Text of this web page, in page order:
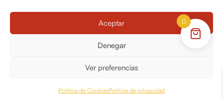
Aceptar
Denegar
Ver preferencias
Política de CookiesPolítica de privacidad
Política de cookies
Política dedevoluciones y cancelaciones
© OPO180 2026 Todos los derechos reservados
0